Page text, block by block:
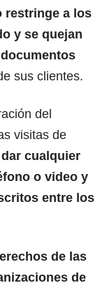
restringe a los
y se quejan
sus clientes.
del
visitas de
dar cualquier
o video y
entre los
de las
de